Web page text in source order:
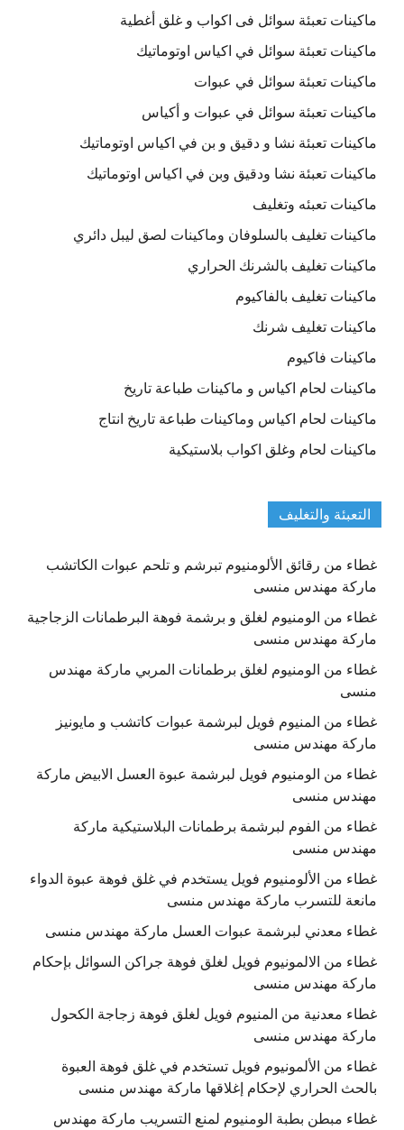
ماكينات تعبئة سوائل فى اكواب و غلق أغطية
ماكينات تعبئة سوائل في اكياس اوتوماتيك
ماكينات تعبئة سوائل في عبوات
ماكينات تعبئة سوائل في عبوات و أكياس
ماكينات تعبئة نشا و دقيق و بن في اكياس اوتوماتيك
ماكينات تعبئة نشا ودقيق وبن في اكياس اوتوماتيك
ماكينات تعبئه وتغليف
ماكينات تغليف بالسلوفان وماكينات لصق ليبل دائري
ماكينات تغليف بالشرنك الحراري
ماكينات تغليف بالفاكيوم
ماكينات تغليف شرنك
ماكينات فاكيوم
ماكينات لحام اكياس و ماكينات طباعة تاريخ
ماكينات لحام اكياس وماكينات طباعة تاريخ انتاج
ماكينات لحام وغلق اكواب بلاستيكية
التعبئة والتغليف
غطاء من رقائق الألومنيوم تبرشم و تلحم عبوات الكاتشب
ماركة مهندس منسى
غطاء من الومنيوم لغلق و برشمة فوهة البرطمانات الزجاجية
ماركة مهندس منسى
غطاء من الومنيوم لغلق برطمانات المربي ماركة مهندس
منسى
غطاء من المنيوم فويل لبرشمة عبوات كاتشب و مايونيز
ماركة مهندس منسى
غطاء من الومنيوم فويل لبرشمة عبوة العسل الابيض ماركة
مهندس منسى
غطاء من الفوم لبرشمة برطمانات البلاستيكية ماركة
مهندس منسى
غطاء من الألومنيوم فويل يستخدم في غلق فوهة عبوة الدواء
مانعة للتسرب ماركة مهندس منسى
غطاء معدني لبرشمة عبوات العسل ماركة مهندس منسى
غطاء من الالمونيوم فويل لغلق فوهة جراكن السوائل بإحكام
ماركة مهندس منسى
غطاء معدنية من المنيوم فويل لغلق فوهة زجاجة الكحول
ماركة مهندس منسى
غطاء من الألمونيوم فويل تستخدم في غلق فوهة العبوة
بالحث الحراري لإحكام إغلاقها ماركة مهندس منسى
غطاء مبطن بطبة الومنيوم لمنع التسريب ماركة مهندس